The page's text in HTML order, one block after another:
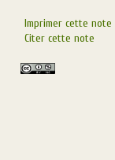
Imprimer cette note
Citer cette note